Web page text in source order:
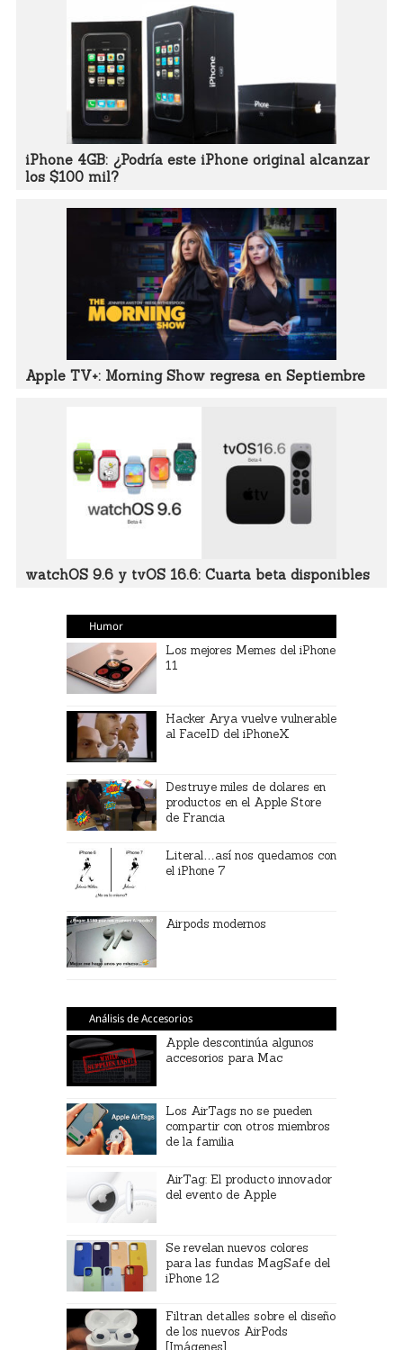
iPhone 4GB: ¿Podría este iPhone original alcanzar
los $100 mil?
Apple TV+: Morning Show regresa en Septiembre
watchOS 9.6 y tvOS 16.6: Cuarta beta disponibles
Humor
Los mejores Memes del iPhone
11
Hacker Arya vuelve vulnerable
al FaceID del iPhoneX
Destruye miles de dolares en
productos en el Apple Store
de Francia
Literal…así nos quedamos con
el iPhone 7
Airpods modernos
Análisis de Accesorios
Apple descontinúa algunos
accesorios para Mac
Los AirTags no se pueden
compartir con otros miembros
de la familia
AirTag: El producto innovador
del evento de Apple
Se revelan nuevos colores
para las fundas MagSafe del
iPhone 12
Filtran detalles sobre el diseño
de los nuevos AirPods
[Imágenes]